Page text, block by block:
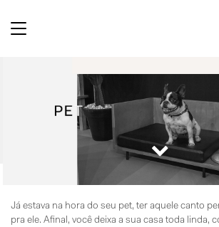
Toggle
Já estava na hora do seu pet, ter aquele canto
pra ele. Afinal, você deixa a sua casa toda linda,